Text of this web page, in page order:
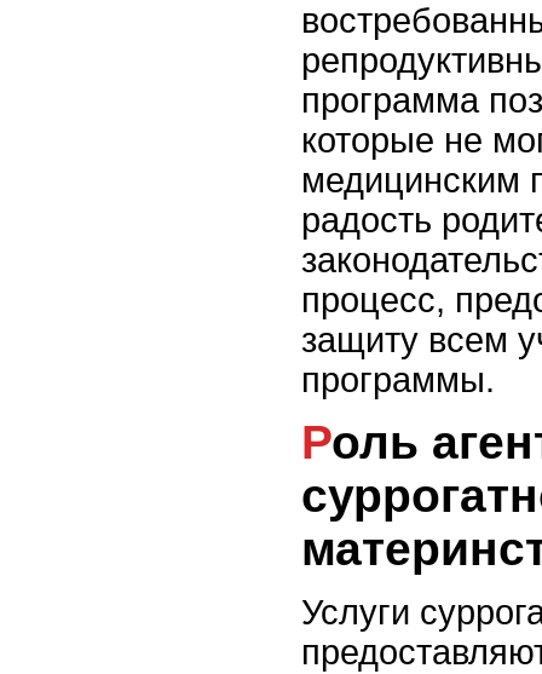
программа
которые не
медицинским
радость
процесс,
защиту всем
программы.
Роль агентств
Услуги